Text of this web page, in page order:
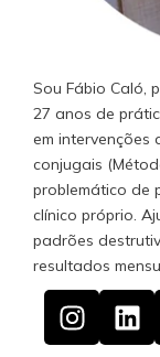
Sou Fábio Caló,
27 anos de
em intervenções
conjugais
problemático de
clínico próprio.
padrões
resultados